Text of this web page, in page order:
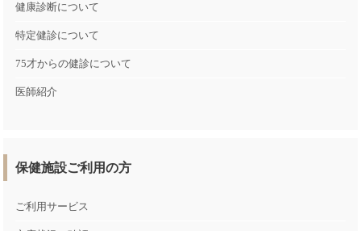
健康診断について
特定健診について
75才からの健診について
医師紹介
保健施設ご利用の方
ご利用サービス